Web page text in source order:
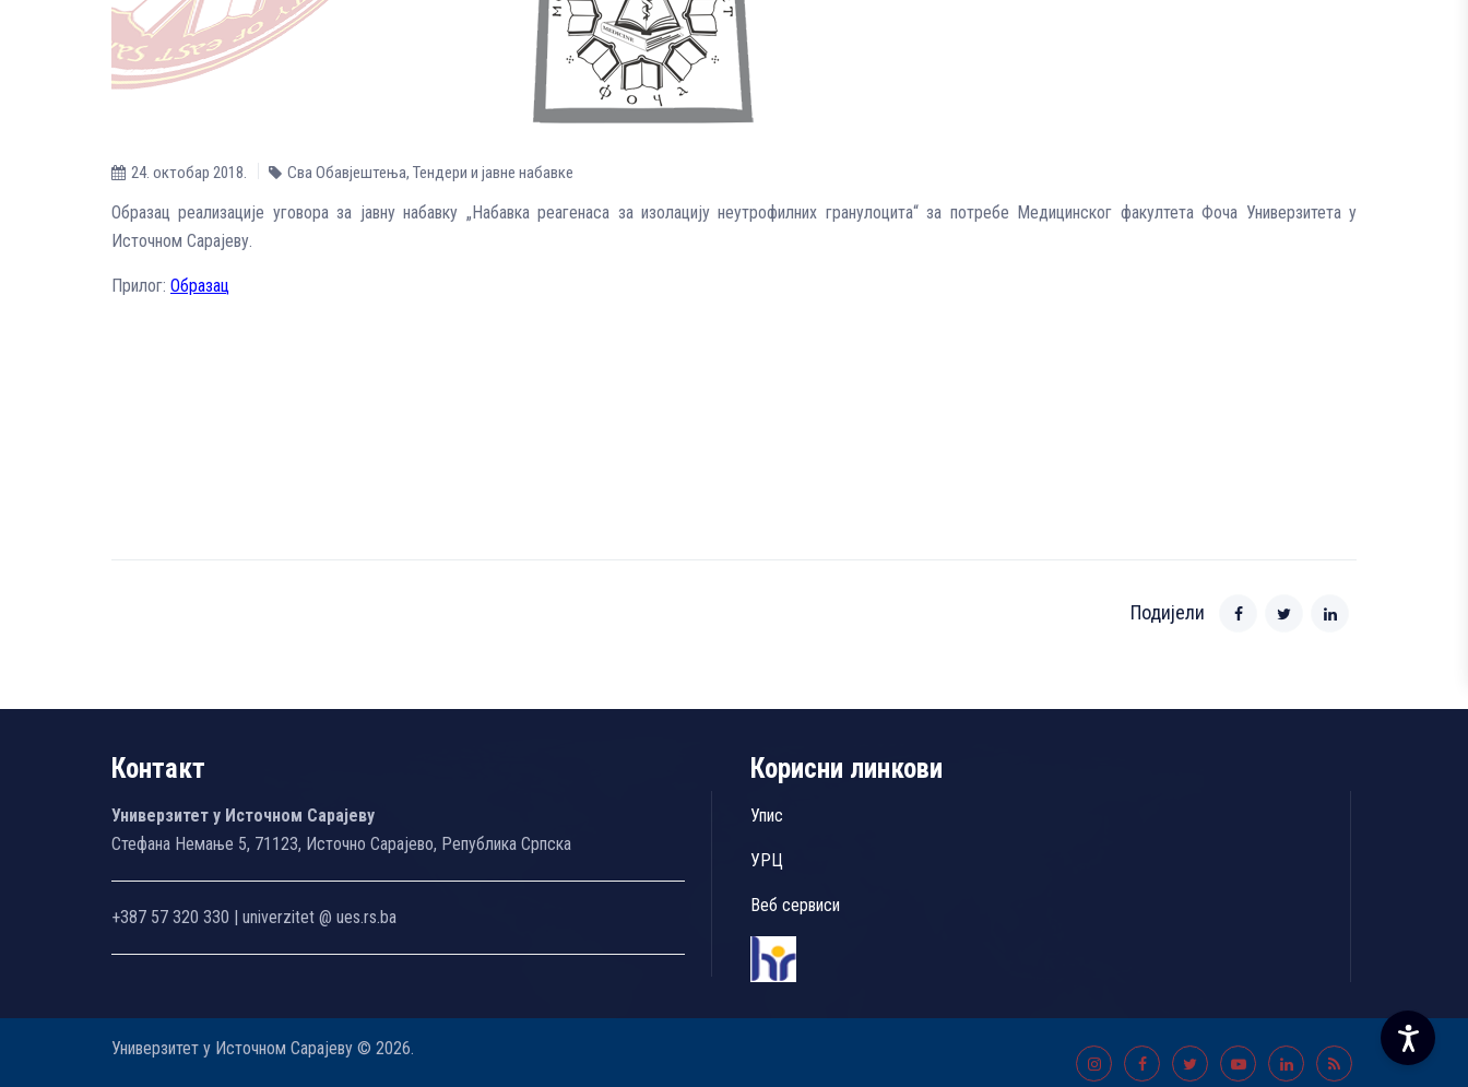
24. октобар 2018. Сва Обавјештења, Тендери и јавне набавке
Образац реализације уговора за јавну набавку „Набавка реагенаса за изолацију неутрофилних гранулоцита“ за потребе Медицинског факултета Фоча Универзитета у
Источном Сарајеву.
Прилог: Образац
Подијели
Контакт
Универзитет у Источном Сарајеву
Стефана Немање 5, 71123, Источно Сарајево, Република Српска
+387 57 320 330 | univerzitet @ ues.rs.ba
Корисни линкови
Упис
УРЦ
Веб сервиси
Универзитет у Источном Сарајеву © 2026.